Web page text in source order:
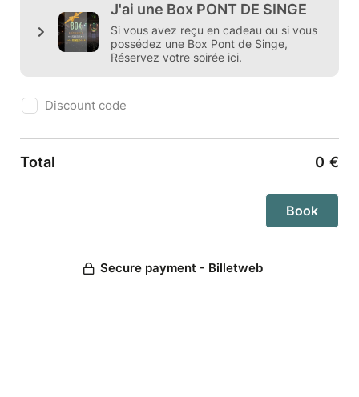
J'ai une Box PONT DE SINGE
Si vous avez reçu en cadeau ou si vous
possédez une Box Pont de Singe,
Réservez votre soirée ici.
Discount code
Total 0 €
Secure payment - Billetweb